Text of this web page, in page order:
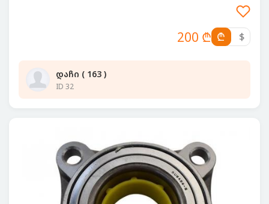
200 ₾ ₾ $
დაჩი ( 163 )
ID 32